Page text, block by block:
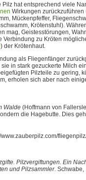
hat entsprechend viele
Wirkungen
Mückenpfeffer,
Krötenstuhl).
mag, Geistesstörungen,
Verbindung zu Kröten
) der Krötenhaut.
als Fliegenfänger
in stark gezuckerte Milch
Pilzteile zu gering,
erholen sich aber nach
Walde (Hoffmann von
die Hagebutte. Dies
Pilzvergiftungen. Ein
und Pilzsammler.